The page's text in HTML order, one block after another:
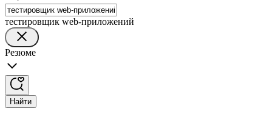
тестировщик web-приложений
Резюме
Найти